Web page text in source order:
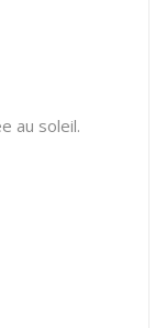
au soleil.